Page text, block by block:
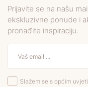
Prijavite se na našu
ekskluzivne ponude i
pronađite inspiraciju.
Slažem se s općim